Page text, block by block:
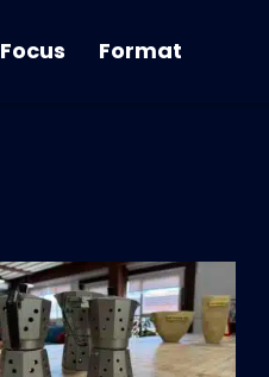
Focus Format